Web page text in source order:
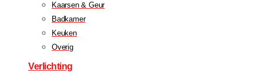
Kaarsen & Geur
Badkamer
Keuken
Overig
Verlichting